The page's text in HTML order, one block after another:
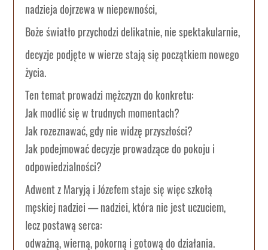
nadzieja dojrzewa w niepewności,
Boże światło przychodzi delikatnie, nie spektakularnie,
decyzje podjęte w wierze stają się początkiem nowego
życia.
Ten temat prowadzi mężczyzn do konkretu:
Jak modlić się w trudnych momentach?
Jak rozeznawać, gdy nie widzę przyszłości?
Jak podejmować decyzje prowadzące do pokoju i
odpowiedzialności?
Adwent z Maryją i Józefem staje się więc szkołą
męskiej nadziei — nadziei, która nie jest uczuciem,
lecz postawą serca:
odważną, wierną, pokorną i gotową do działania.